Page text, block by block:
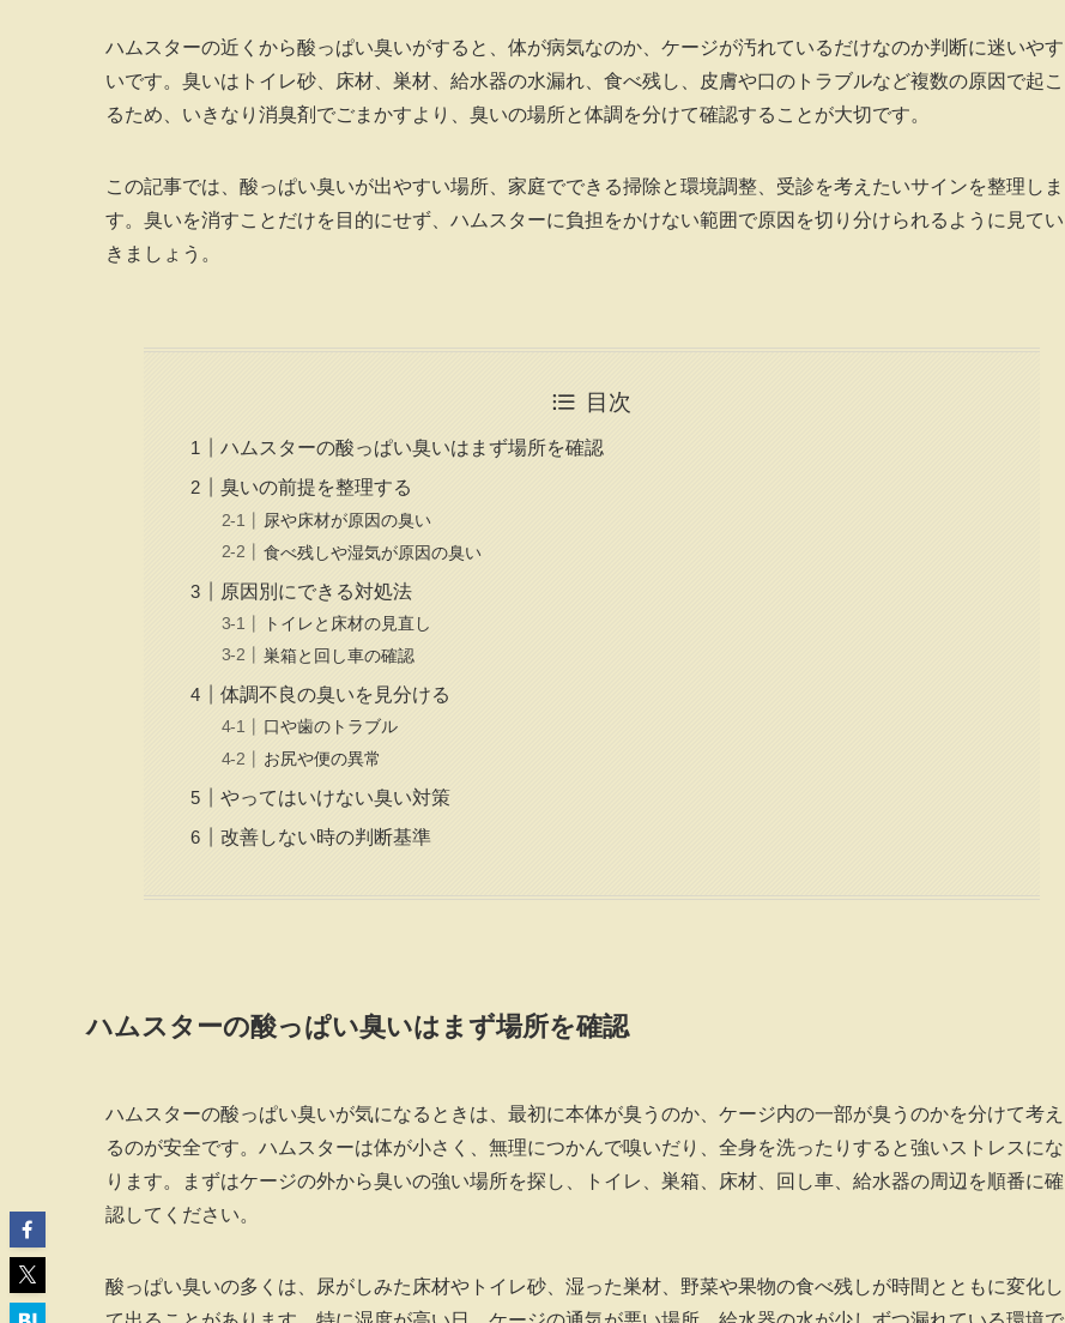
ハムスターの近くから酸っぱい臭いがすると、体が病気なのか、ケージが汚れているだけなのか判断に迷いやす
いです。臭いはトイレ砂、床材、巣材、給水器の水漏れ、食べ残し、皮膚や口のトラブルなど複数の原因で起こ
るため、いきなり消臭剤でごまかすより、臭いの場所と体調を分けて確認することが大切です。
この記事では、酸っぱい臭いが出やすい場所、家庭でできる掃除と環境調整、受診を考えたいサインを整理しま
す。臭いを消すことだけを目的にせず、ハムスターに負担をかけない範囲で原因を切り分けられるように見てい
きましょう。
目次
ハムスターの酸っぱい臭いはまず場所を確認
臭いの前提を整理する
尿や床材が原因の臭い
食べ残しや湿気が原因の臭い
原因別にできる対処法
トイレと床材の見直し
巣箱と回し車の確認
体調不良の臭いを見分ける
口や歯のトラブル
お尻や便の異常
やってはいけない臭い対策
改善しない時の判断基準
ハムスターの酸っぱい臭いはまず場所を確認
ハムスターの酸っぱい臭いが気になるときは、最初に本体が臭うのか、ケージ内の一部が臭うのかを分けて考え
るのが安全です。ハムスターは体が小さく、無理につかんで嗅いだり、全身を洗ったりすると強いストレスにな
ります。まずはケージの外から臭いの強い場所を探し、トイレ、巣箱、床材、回し車、給水器の周辺を順番に確
認してください。
酸っぱい臭いの多くは、尿がしみた床材やトイレ砂、湿った巣材、野菜や果物の食べ残しが時間とともに変化し